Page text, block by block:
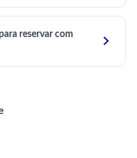
reservar com
